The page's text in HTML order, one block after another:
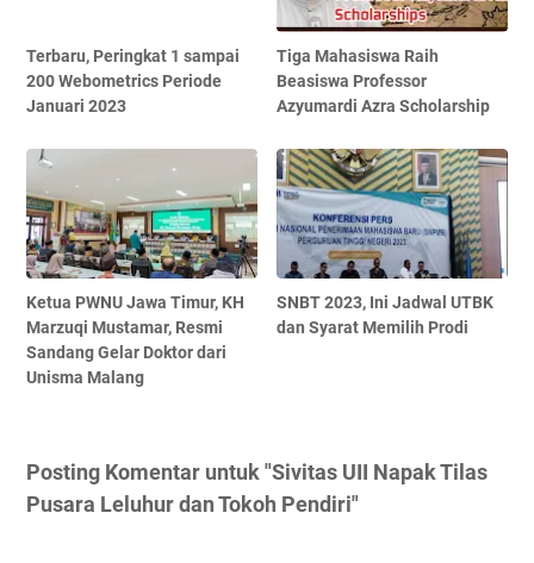
Terbaru, Peringkat 1 sampai
200 Webometrics Periode
Januari 2023
Tiga Mahasiswa Raih
Beasiswa Professor
Azyumardi Azra Scholarship
Ketua PWNU Jawa Timur, KH
Marzuqi Mustamar, Resmi
Sandang Gelar Doktor dari
Unisma Malang
SNBT 2023, Ini Jadwal UTBK
dan Syarat Memilih Prodi
Posting Komentar untuk "Sivitas UII Napak Tilas
Pusara Leluhur dan Tokoh Pendiri"